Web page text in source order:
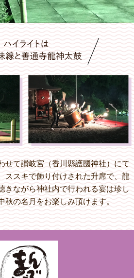
せて讃岐宮（香川縣護國神社）にて
ススキで飾り付けされた升席で、龍
きながら神社内で行われる宴は珍し
秋の名月をお楽しみ頂けます。